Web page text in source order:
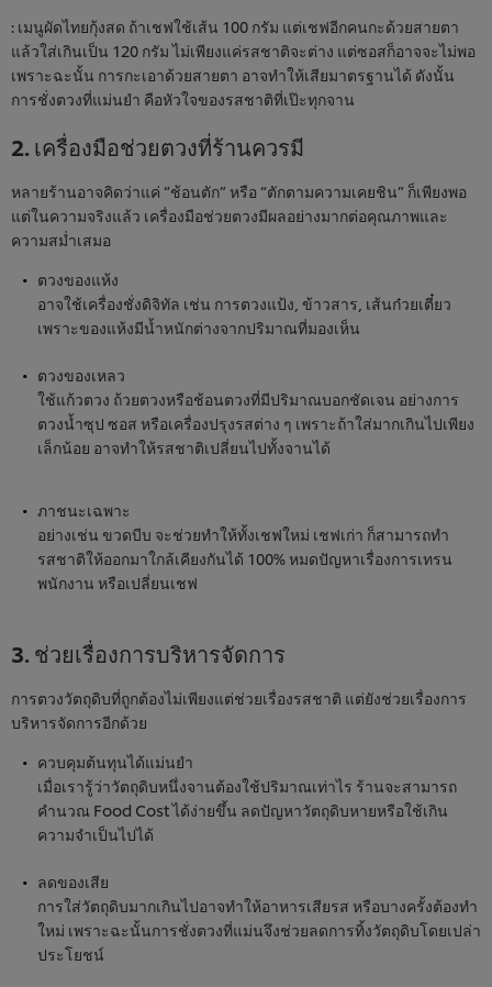
: เมนูผัดไทยกุ้งสด ถ้าเชฟใช้เส้น 100 กรัม แต่เชฟอีกคนกะด้วยสายตา
แล้วใส่เกินเป็น 120 กรัม ไม่เพียงแค่รสชาติจะต่าง แต่ซอสก็อาจจะไม่พอ
เพราะฉะนั้น การกะเอาด้วยสายตา อาจทำให้เสียมาตรฐานได้ ดังนั้น
การชั่งตวงที่แม่นยำ คือหัวใจของรสชาติที่เป๊ะทุกจาน
2. เครื่องมือช่วยตวงที่ร้านควรมี
หลายร้านอาจคิดว่าแค่ “ช้อนตัก” หรือ “ตักตามความเคยชิน” ก็เพียงพอ
แต่ในความจริงแล้ว เครื่องมือช่วยตวงมีผลอย่างมากต่อคุณภาพและ
ความสม่ำเสมอ
ตวงของแห้ง
อาจใช้เครื่องชั่งดิจิทัล เช่น การตวงแป้ง, ข้าวสาร, เส้นก๋วยเตี๋ยว
เพราะของแห้งมีน้ำหนักต่างจากปริมาณที่มองเห็น
ตวงของเหลว
ใช้แก้วตวง ถ้วยตวงหรือช้อนตวงที่มีปริมาณบอกชัดเจน อย่างการ
ตวงน้ำซุป ซอส หรือเครื่องปรุงรสต่าง ๆ เพราะถ้าใส่มากเกินไปเพียง
เล็กน้อย อาจทำให้รสชาติเปลี่ยนไปทั้งจานได้
ภาชนะเฉพาะ
อย่างเช่น ขวดบีบ จะช่วยทำให้ทั้งเชฟใหม่ เชฟเก่า ก็สามารถทำ
รสชาติให้ออกมาใกล้เคียงกันได้ 100% หมดปัญหาเรื่องการเทรน
พนักงาน หรือเปลี่ยนเชฟ
3. ช่วยเรื่องการบริหารจัดการ
การตวงวัตถุดิบที่ถูกต้องไม่เพียงแต่ช่วยเรื่องรสชาติ แต่ยังช่วยเรื่องการ
บริหารจัดการอีกด้วย
ควบคุมต้นทุนได้แม่นยำ
เมื่อเรารู้ว่าวัตถุดิบหนึ่งจานต้องใช้ปริมาณเท่าไร ร้านจะสามารถ
คำนวณ Food Cost ได้ง่ายขึ้น ลดปัญหาวัตถุดิบหายหรือใช้เกิน
ความจำเป็นไปได้
ลดของเสีย
การใส่วัตถุดิบมากเกินไปอาจทำให้อาหารเสียรส หรือบางครั้งต้องทำ
ใหม่ เพราะฉะนั้นการชั่งตวงที่แม่นจึงช่วยลดการทิ้งวัตถุดิบโดยเปล่า
ประโยชน์